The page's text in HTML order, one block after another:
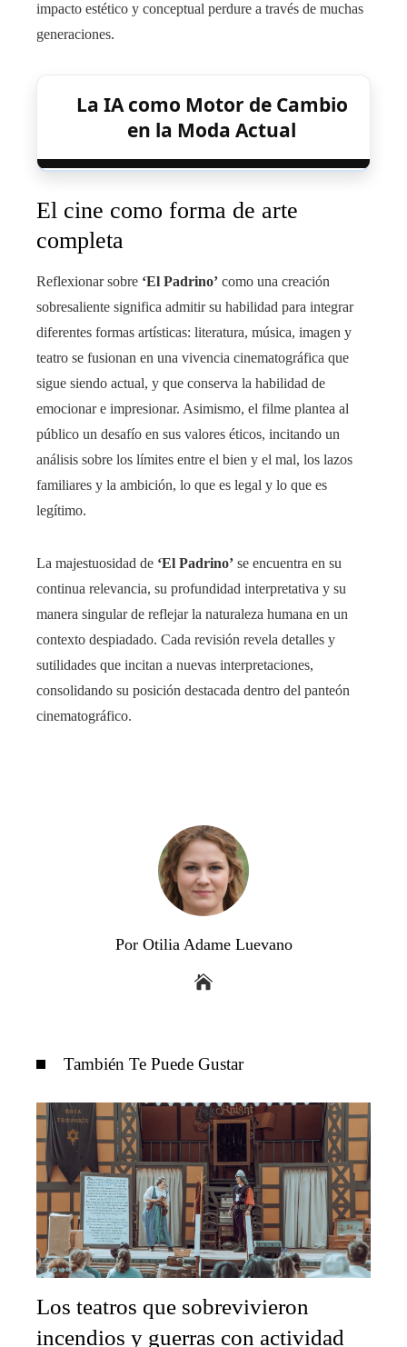
impacto estético y conceptual perdure a través de muchas
generaciones.
La IA como Motor de Cambio
en la Moda Actual
El cine como forma de arte
completa
Reflexionar sobre ‘El Padrino’ como una creación
sobresaliente significa admitir su habilidad para integrar
diferentes formas artísticas: literatura, música, imagen y
teatro se fusionan en una vivencia cinematográfica que
sigue siendo actual, y que conserva la habilidad de
emocionar e impresionar. Asimismo, el filme plantea al
público un desafío en sus valores éticos, incitando un
análisis sobre los límites entre el bien y el mal, los lazos
familiares y la ambición, lo que es legal y lo que es
legítimo.
La majestuosidad de ‘El Padrino’ se encuentra en su
continua relevancia, su profundidad interpretativa y su
manera singular de reflejar la naturaleza humana en un
contexto despiadado. Cada revisión revela detalles y
sutilidades que incitan a nuevas interpretaciones,
consolidando su posición destacada dentro del panteón
cinematográfico.
Por Otilia Adame Luevano
También Te Puede Gustar
Los teatros que sobrevivieron
incendios y guerras con actividad